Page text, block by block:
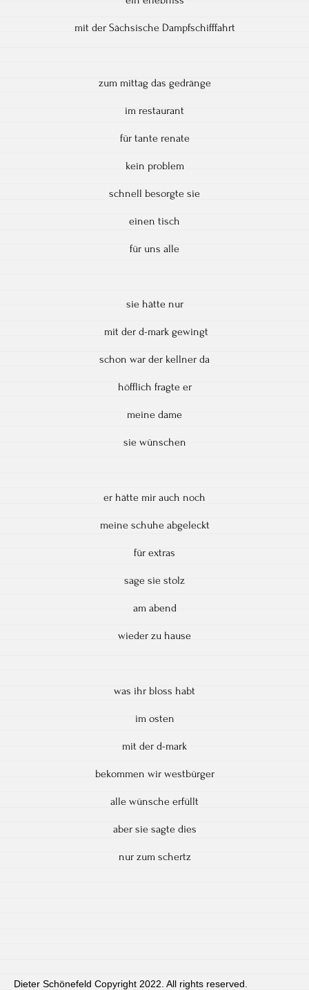
mit der Sächsische Dampfschifffahrt
zum mittag das gedränge
im restaurant
für tante renate
kein problem
schnell besorgte sie
einen tisch
für uns alle
sie hätte nur
mit der d-mark gewingt
schon war der kellner da
höfflich fragte er
meine dame
sie wünschen
er hätte mir auch noch
meine schuhe abgeleckt
für extras
sage sie stolz
am abend
wieder zu hause
was ihr bloss habt
im osten
mit der d-mark
bekommen wir westbürger
alle wünsche erfüllt
aber sie sagte dies
nur zum schertz
Dieter Schönefeld Copyright 2022. All rights reserved.